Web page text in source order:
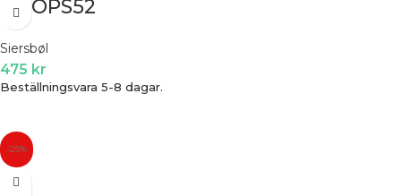
HOOPS52
Siersbøl
475 kr
Beställningsvara 5-8 dagar.
-25%